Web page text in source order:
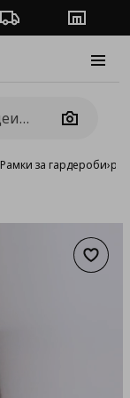
Проследяване на
Camera
Рамки за гардероби›